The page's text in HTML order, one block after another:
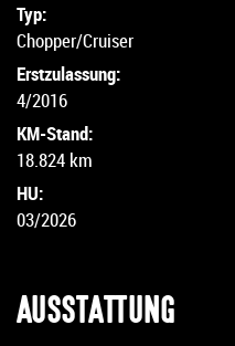
Typ:
Chopper/Cruiser
Erstzulassung:
4/2016
KM-Stand:
18.824 km
HU:
03/2026
AUSSTATTUNG